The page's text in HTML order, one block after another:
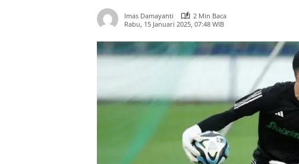
Imas Damayanti
2 Min Baca
Rabu, 15 Januari 2025, 07:48 WIB